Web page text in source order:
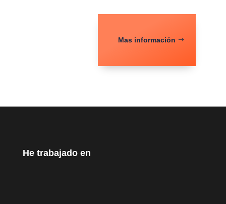
Mas información
He trabajado en